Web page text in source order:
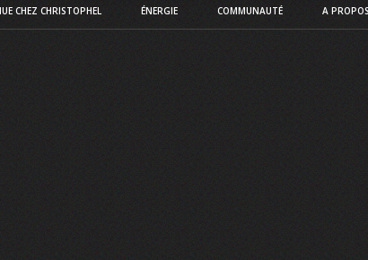
CHEZ CHRISTOPHEL ÉNERGIE COMMUNAUTÉ A